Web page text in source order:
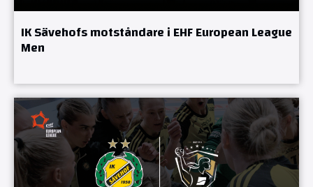
IK Sävehofs motståndare i EHF European League
Men